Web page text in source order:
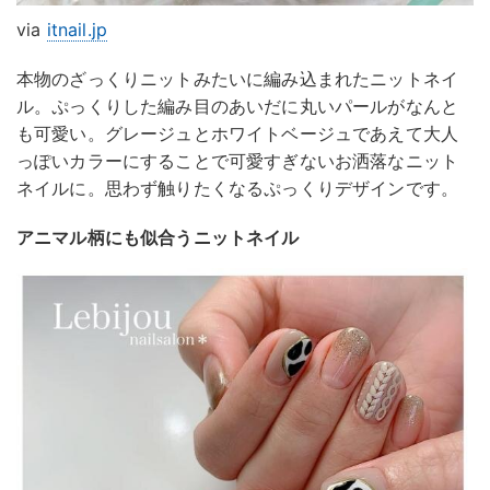
via itnail.jp
本物のざっくりニットみたいに編み込まれたニットネイ
ル。ぷっくりした編み目のあいだに丸いパールがなんと
も可愛い。グレージュとホワイトベージュであえて大人
っぽいカラーにすることで可愛すぎないお洒落なニット
ネイルに。思わず触りたくなるぷっくりデザインです。
アニマル柄にも似合うニットネイル